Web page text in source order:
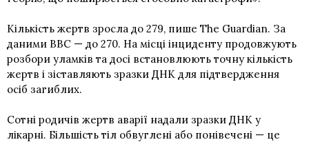
Кількість жертв зросла до 279, пише The Guardian. За
даними BBC — до 270. На місці інциденту продовжують
розбори уламків та досі встановлюють точну кількість
жертв і зіставляють зразки ДНК для підтвердження
осіб загиблих.
Сотні родичів жертв аварії надали зразки ДНК у
лікарні. Більшість тіл обвуглені або понівечені — це